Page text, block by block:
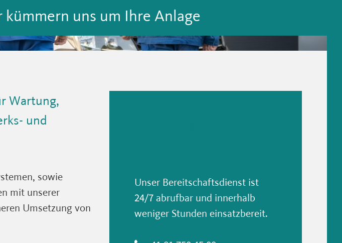
uns um Ihre Anlage
Wartung,
und
sowie
mit unserer
Umsetzung von
Unser Bereitschaftsdienst ist
24/7 abrufbar und innerhalb
weniger Stunden einsatzbereit.